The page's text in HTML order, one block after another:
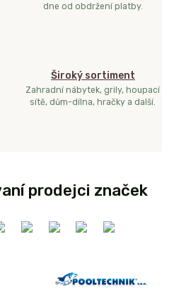
dne od obdržení platby.
Široký sortiment
Zahradní nábytek, grily, houpací
sítě, dům-dílna, hračky a další.
prodejci značek